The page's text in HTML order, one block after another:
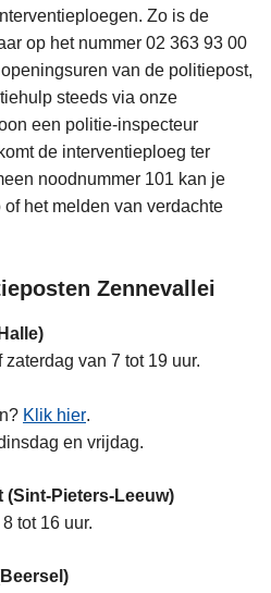
Zo is de
op het nummer 02 363 93 00
van de politiepost,
steeds via onze
een politie-inspecteur
de interventieploeg ter
noodnummer 101 kan je
het melden van verdachte
Zennevallei
van 7 tot 19 uur.
Klik hier.
en vrijdag.
Pieters-Leeuw)
tot 16 uur.